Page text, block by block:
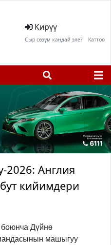
Кирүү
Сыр сөзүм кандай эле? Каттоо
2026: Англия
кийимдери
Дүйнө
машыгуу